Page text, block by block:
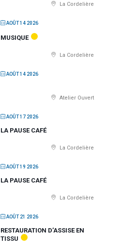
La Cordelière
AOÛT 14 2026
MUSIQUE
La Cordelière
AOÛT 14 2026
Atelier Ouvert
AOÛT 17 2026
LA PAUSE CAFÉ
La Cordelière
AOÛT 19 2026
LA PAUSE CAFÉ
La Cordelière
AOÛT 21 2026
RESTAURATION D’ASSISE EN
TISSU